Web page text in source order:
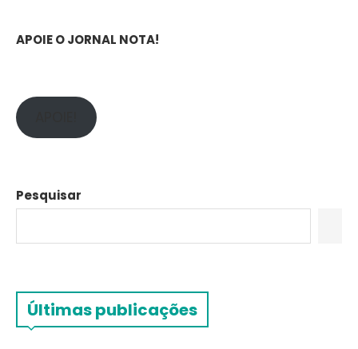
APOIE O JORNAL NOTA!
Pesquisar
Últimas publicações